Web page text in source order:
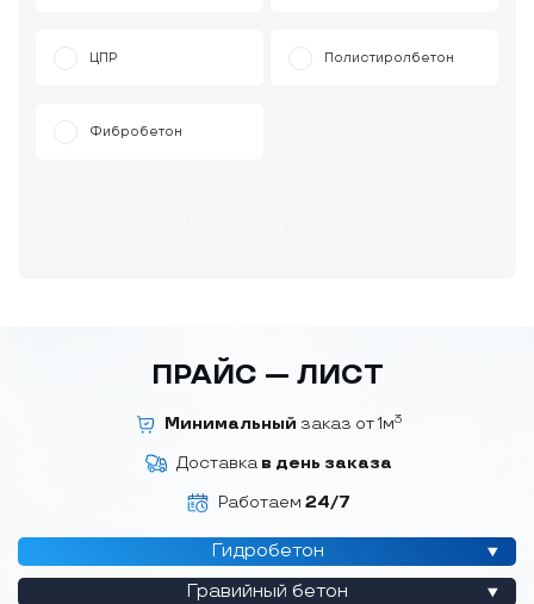
ЦПР Полистиролбетон
Фибробетон
ПРАЙС — ЛИСТ
Минимальный заказ от 1м3
Доставка в день заказа
Работаем 24/7
Гидробетон
Гравийный бетон